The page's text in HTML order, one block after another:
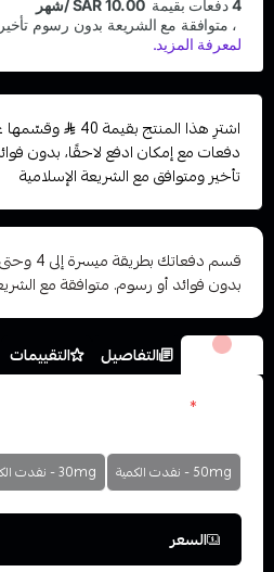
اشترِ هذا المنتج بقيمة 40
دفعات مع إمكان ادفع لاحقًا، بدون
تأخير ومتوافق مع الشريعة الإسلامية
بدون فوائد أو رسوم. متوافقة مع
الخيارات التفاصيل
التقييمات
*
50mg - نفدت الكمية 30mg - نفدت الكمية
السعر